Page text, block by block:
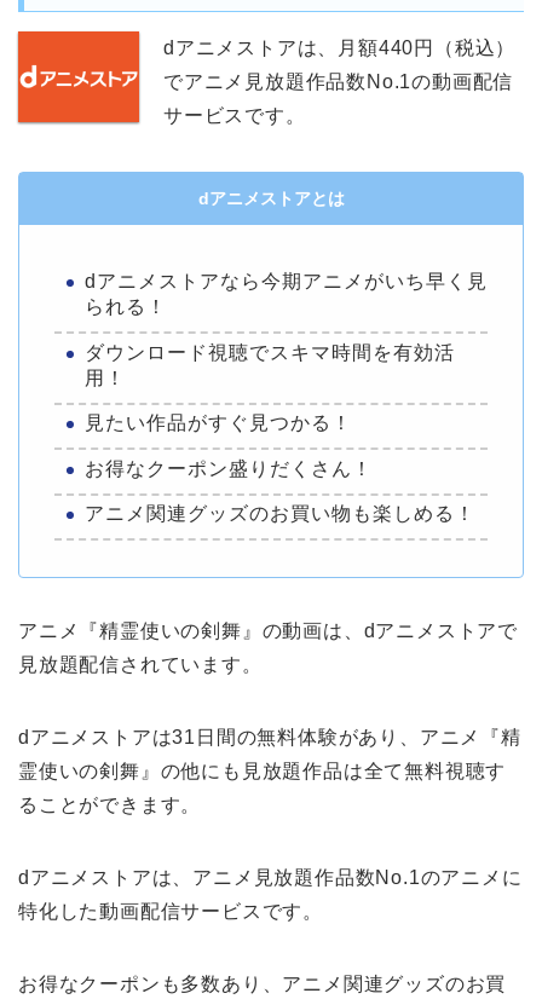
dアニメストアは、月額440円（税込）
でアニメ見放題作品数No.1の動画配信
サービスです。
dアニメストアとは
dアニメストアなら今期アニメがいち早く見
られる！
ダウンロード視聴でスキマ時間を有効活
用！
見たい作品がすぐ見つかる！
お得なクーポン盛りだくさん！
アニメ関連グッズのお買い物も楽しめる！
アニメ『精霊使いの剣舞』の動画は、dアニメストアで
見放題配信されています。
dアニメストアは31日間の無料体験があり、アニメ『精
霊使いの剣舞』の他にも見放題作品は全て無料視聴す
ることができます。
dアニメストアは、アニメ見放題作品数No.1のアニメに
特化した動画配信サービスです。
お得なクーポンも多数あり、アニメ関連グッズのお買